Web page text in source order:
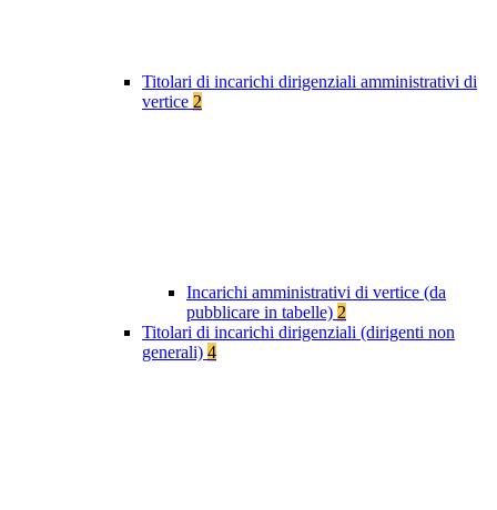
Titolari di incarichi dirigenziali amministrativi di
vertice 2
Incarichi amministrativi di vertice (da
pubblicare in tabelle) 2
Titolari di incarichi dirigenziali (dirigenti non
generali) 4